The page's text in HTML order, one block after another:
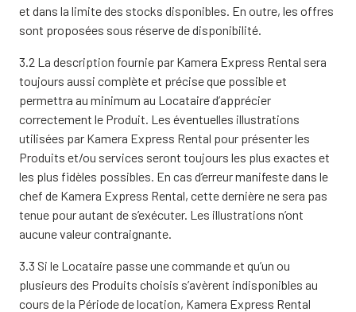
et dans la limite des stocks disponibles. En outre, les offres
sont proposées sous réserve de disponibilité.
3.2 La description fournie par Kamera Express Rental sera
toujours aussi complète et précise que possible et
permettra au minimum au Locataire d’apprécier
correctement le Produit. Les éventuelles illustrations
utilisées par Kamera Express Rental pour présenter les
Produits et/ou services seront toujours les plus exactes et
les plus fidèles possibles. En cas d’erreur manifeste dans le
chef de Kamera Express Rental, cette dernière ne sera pas
tenue pour autant de s’exécuter. Les illustrations n’ont
aucune valeur contraignante.
3.3 Si le Locataire passe une commande et qu’un ou
plusieurs des Produits choisis s’avèrent indisponibles au
cours de la Période de location, Kamera Express Rental